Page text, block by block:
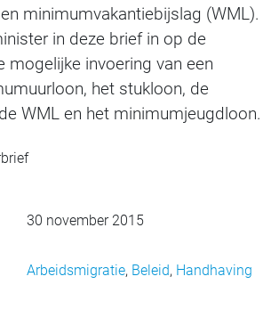
minimumvakantiebijslag (WML).
in deze brief in op de
mogelijke invoering van een
het stukloon, de
WML en het minimumjeugdloon.
30 november 2015
Arbeidsmigratie, Beleid, Handhaving